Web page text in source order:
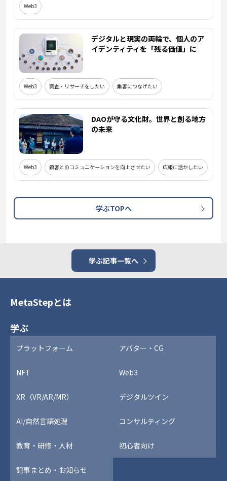
Web3
デジタルと現実の両輪で、個人のア
イデンティティを「残る価値」に
Web3 調査・リサーチをしたい 集客につなげたい
DAOが守る文化財。世界と創る地方
の未来
Web3 顧客とのコミュニケーションを向上させたい 広報に活かしたい
学ぶTOPへ
学ぶ記事一覧へ
MetaStepとは
学ぶ
プラットフォーム アバター・CG
NFT Web3
XR（VR/AR/MR） デジタルツイン
AI/自然言語処理 コンサルティング
教育・研修・人材 初心者向け
記事まとめ・お知らせ